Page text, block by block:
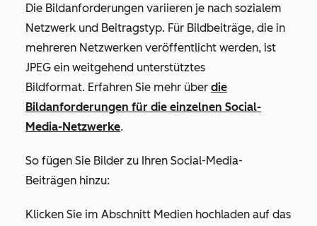
Die Bildanforderungen variieren je nach sozialem
Netzwerk und Beitragstyp. Für Bildbeiträge, die in
mehreren Netzwerken veröffentlicht werden, ist
JPEG ein weitgehend unterstütztes
Bildformat. Erfahren Sie mehr über die
Bildanforderungen für die einzelnen Social-
Media-Netzwerke.
So fügen Sie Bilder zu Ihren Social-Media-
Beiträgen hinzu:
Klicken Sie im Abschnitt Medien hochladen auf das